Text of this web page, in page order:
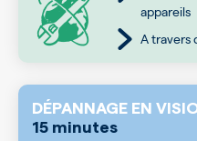
appareils
A travers
DÉPANNAGE EN
15 minutes